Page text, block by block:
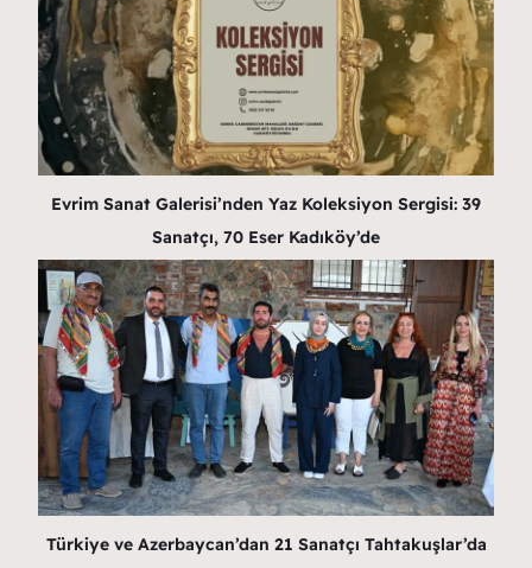
Evrim Sanat Galerisi’nden Yaz Koleksiyon Sergisi: 39
Sanatçı, 70 Eser Kadıköy’de
Türkiye ve Azerbaycan’dan 21 Sanatçı Tahtakuşlar’da